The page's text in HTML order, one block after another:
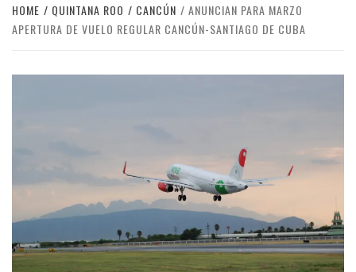
HOME QUINTANA ROO CANCÚN
ANUNCIAN PARA MARZO
APERTURA DE VUELO REGULAR CANCÚN-SANTIAGO DE CUBA